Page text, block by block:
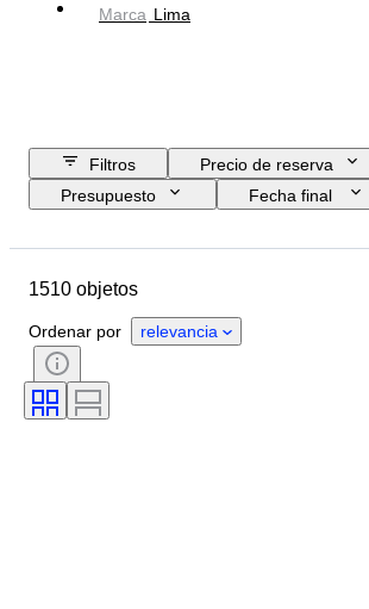
Marca Lima
Filtros
Precio de reserva
Presupuesto
Fecha final
Estado
Estilo
Escala
Control
Fuente de alimentación
Empresa ferroviaria
1510 objetos
Ordenar por relevancia